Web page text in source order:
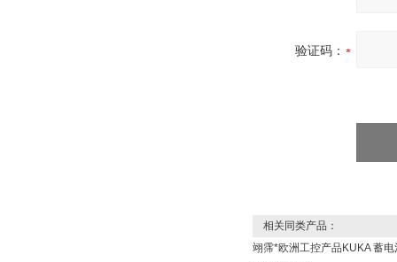
验证码：
相关同类产品：
翊霈*欧洲工控产品KUKA 蓄电